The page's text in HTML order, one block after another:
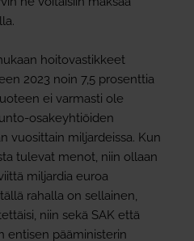
hoitovastikkeet
2023 noin 7,5 prosenttia
ei varmasti ole
osakeyhtiöiden
vuosittain miljardeissa. Kun
tulevat menot, niin ollaan
miljardia euroa
rahalla on sellainen,
niin sekä SAK että
entisen pääministerin